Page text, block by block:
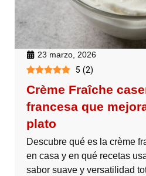
23 marzo, 2026
5 (2)
Crème Fraîche
francesa que
plato
Descubre qué es la crème
en casa y en qué recetas
sabor suave y versatilidad